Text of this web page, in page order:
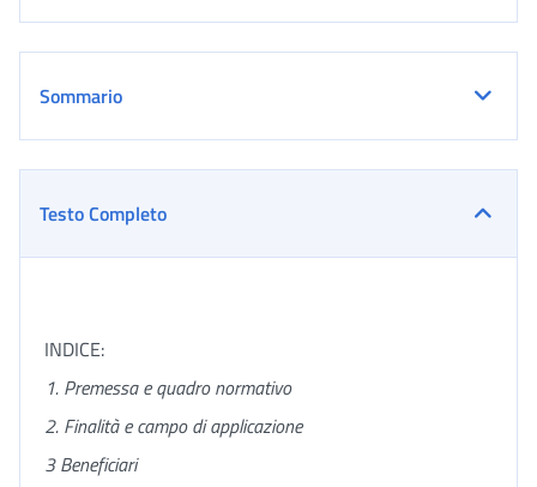
Sommario
Testo Completo
INDICE:
1. Premessa e quadro normativo
2. Finalità e campo di applicazione
3 Beneficiari